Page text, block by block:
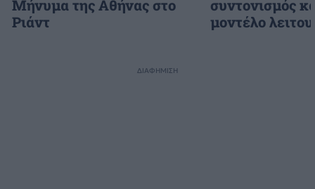
Μήνυμα της Αθήνας στο
Ριάντ
συντονισμός
μοντέλο
ΔΙΑΦΗΜΙΣΗ